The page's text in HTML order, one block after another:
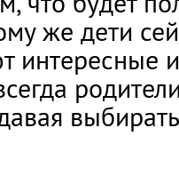
же дети
интересные